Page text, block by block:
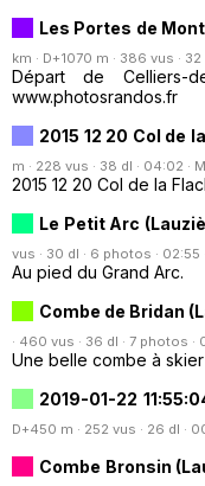
Les Portes de
km · D+1070 m · 386 vus · 32
Départ de Celliers-
www.photosrandos.fr
2015 12 20 Col de
m · 228 vus · 38 dl · 04:02 ·
2015 12 20 Col de la
Le Petit Arc
vus · 30 dl · 6 photos · 02:55 ·
Au pied du Grand Arc.
Combe de Bridan
· 460 vus · 36 dl · 7 photos ·
Une belle combe à
2019-01-22
D+450 m · 252 vus · 26 dl ·
Combe Bronsin